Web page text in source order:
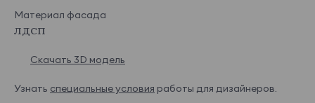
Материал фасада
ЛДСП
Скачать 3D модель
Узнать специальные условия работы для дизайнеров.